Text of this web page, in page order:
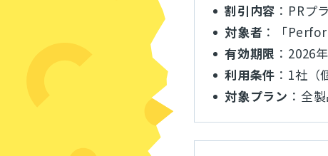
割引内容 ：PRプ
対象者 ：「
有効期限 ：2026
利用条件 ：1社
対象プラン ：全